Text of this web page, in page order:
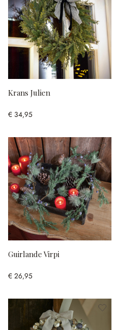
Krans Julien
€ 34,95
Guirlande Virpi
€ 26,95